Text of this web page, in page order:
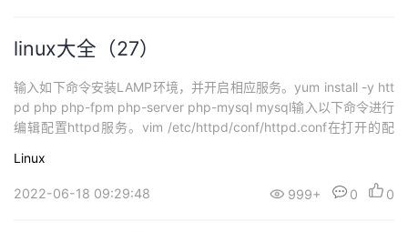
课
程
的
认
我
的
我
术
支
持
云
声
建
linux大全（27）
输入如下命令安装LAMP环境，并开启相应服务。yum install -y htt
pd php php-fpm php-server php-mysql mysql输入以下命令进行
编辑配置httpd服务。vim /etc/httpd/conf/httpd.conf在打开的配
捷键“i”进入编辑模式，移动光标至配置文件末尾，回...
Linux
2022-06-18 09:29:48 999+ 0 0